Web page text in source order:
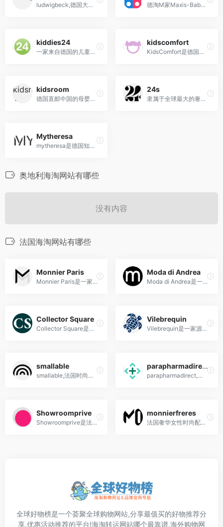
ludwigbeck,德国大型香水美妆网站 德淘M家Maxis-Babywelt是德国最大的本土母婴电商之一, 可德国直邮中国
kiddies24
一家来自德国的儿童用品商城，主营童车、儿童用椅、服饰等商品。商城支持PayPal支付。
kidscomfort
KidsComfort是德国最大的婴儿用品网上商店之一，其产品包括有童装、童车、汽车安全座椅、儿童房
kidsroom
德国直邮中国的母婴用品网店,为您提供欧洲品质的儿童汽车安全座椅,婴儿推车,母婴用品及婴幼儿辅食奶粉
24s
隶属于全球最大的奢侈品集团LVMH,主营150个品牌的成衣、美妆和箱包类产品
Mytheresa
mytheresa是德国知名奢侈品电商折扣电商，奢侈品品牌有将近200个，都是各品牌最出色的服装、鞋包售卖
奥地利海淘网站有哪些
没有内容
法国海淘网站有哪些
Monnier Paris
Monnier Paris是一家法国时尚配饰品牌，提供高品质、精致设计的手包、钱包、首饰等时尚配饰，展现优雅与时尚的完美结合。
Moda di Andrea
Moda di Andrea是一家法国综合奢侈品牌电商，专注于提供多品牌的时尚服饰、鞋履、配饰和其他奢侈品。
Collector Square
Collector Square是法国巴黎的在线奢侈品平台，专注于买卖二手奢侈品，并通过严格的鉴定认证和专业的客户服务提供可信赖的购物体验。
Vilebrequin
Vilebrequin是一家源自法国的高端度假泳装品牌
smallable
smallable,法国时尚电商,海淘童装网站推荐
parapharmadirect
parapharmadirect,法国黑家, 知名药妆购物网站
Showroomprive
Showroomprive是法国数一数二的时尚购物网站和闪购平台
monnierfreres
法国奢华女性时尚配饰折扣电商，销售包包、鞋子、珠宝首饰、配件、围巾和太阳眼镜等
全球好物榜是一个荟聚全球购物网站,分享最值买的好物推荐分
享,优惠活动推荐的平台!海淘转运网站哪个最靠谱,海外购物网